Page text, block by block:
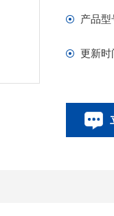
产品型
更新时